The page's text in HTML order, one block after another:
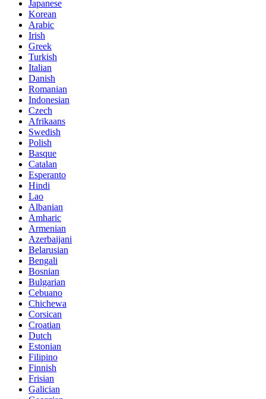
Japanese
Korean
Arabic
Irish
Greek
Turkish
Italian
Danish
Romanian
Indonesian
Czech
Afrikaans
Swedish
Polish
Basque
Catalan
Esperanto
Hindi
Lao
Albanian
Amharic
Armenian
Azerbaijani
Belarusian
Bengali
Bosnian
Bulgarian
Cebuano
Chichewa
Corsican
Croatian
Dutch
Estonian
Filipino
Finnish
Frisian
Galician